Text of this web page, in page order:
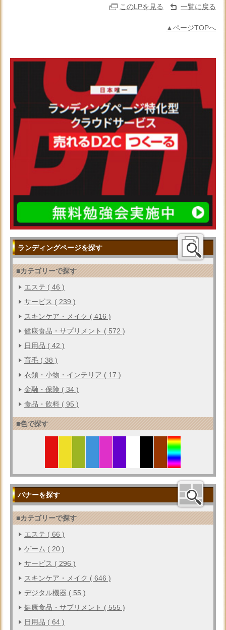
このLPを見る 一覧に戻る
▲ページTOPへ
ランディングページを探す
■カテゴリーで探す
エステ ( 46 )
サービス ( 239 )
スキンケア・メイク ( 416 )
健康食品・サプリメント ( 572 )
日用品 ( 42 )
育毛 ( 38 )
衣類・小物・インテリア ( 17 )
金融・保険 ( 34 )
食品・飲料 ( 95 )
■色で探す
バナーを探す
■カテゴリーで探す
エステ ( 66 )
ゲーム ( 20 )
サービス ( 296 )
スキンケア・メイク ( 646 )
デジタル機器 ( 55 )
健康食品・サプリメント ( 555 )
日用品 ( 64 )